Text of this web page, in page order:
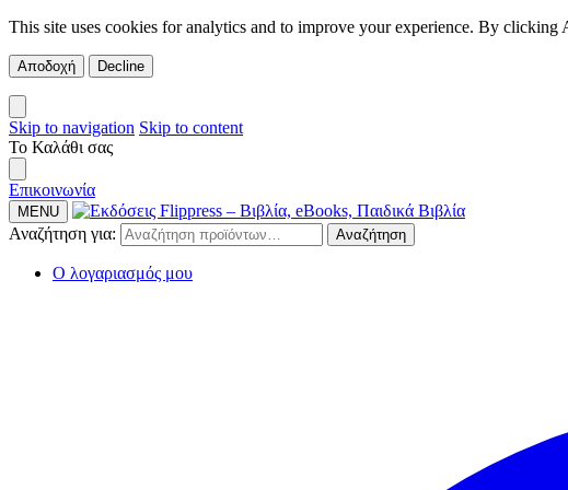
This site uses cookies for analytics and to improve your experience. By
Αποδοχή Decline
Skip to navigation Skip to content
Το Καλάθι σας
Επικοινωνία
MENU
Αναζήτηση για: Αναζήτηση
Ο λογαριασμός μου